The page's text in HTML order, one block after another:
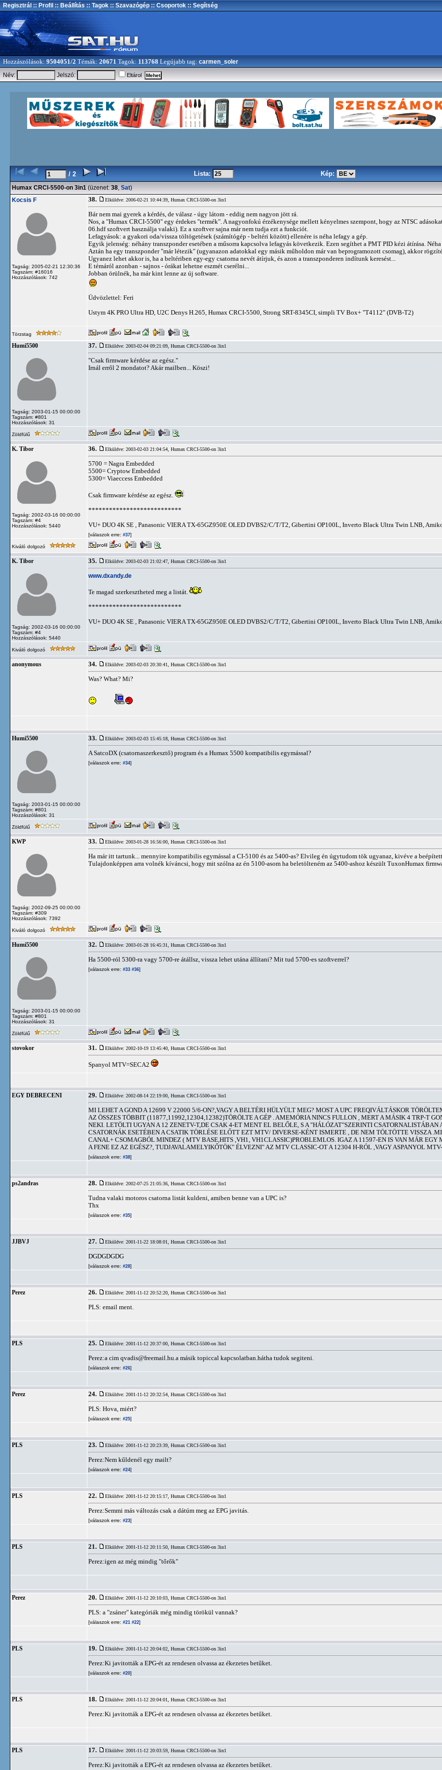
Regisztrál :: Profil :: Beállítás :: Tagok :: Szavazógép :: Csoportok :: Segítség
Hozzászólások: 9504051/2 Témák: 20671 Tagok: 113768 Legújabb tag: carmen_soler
Név: Jelszó: Eltárol
/ 2 Lista: Kép:
Humax CRCI-5500-on 3in1 (üzenet: 38, Sat)
Kocsis F
Tagság: 2005-02-21 12:30:36
Tagszám: #16016
Hozzászólások: 742
38. Elküldve: 2006-02-21 10:44:39, Humax CRCI-5500-on 3in1
Bár nem mai gyerek a kérdés, de válasz - úgy látom - eddig nem nagyon jött rá.
Nos, a "Humax CRCI-5500" egy érdekes "termék". A nagyonfokú érzékenysége mellett kényelmes szempont, hogy az NTSC
06.hdf szoftvert használja valaki). Ez a szoftver sajna már nem tudja ezt a funkciót.
Lefagyások: a gyakori oda/vissza töltögetések (számítógép - beltéri között) ellenére is néha lefagy a gép.
Egyik jelenség: néhány transzponder esetében a műsorra kapcsolva lefagyás következik. Ezen segíthet a PMT PID kézi átírása.
Aztán ha egy transzponder "már létezik" (ugyanazon adatokkal egy másik műholdon már van beprogramozott csomag), akkor
Ugyanez lehet akkor is, ha a beltériben egy-egy csatorna nevét átírjuk, és azon a transzponderen indítunk keresést...
E témáról azonban - sajnos - órákat lehetne eszmét cserélni...
Jobban örülnék, ha már kint lenne az új software.
Üdvözlettel: Feri
Ustym 4K PRO Ultra HD, U2C Denys H.265, Humax CRCI-5500, Strong SRT-8345CI, simpli TV Box+ "T4112" (DVB-T2)
Törzstag
Humi5500
Tagság: 2003-01-15 00:00:00
Tagszám: #801
Hozzászólások: 31
37. Elküldve: 2003-02-04 09:21:09, Humax CRCI-5500-on 3in1
"Csak firmware kérdése az egész."
Irnál erről 2 mondatot? Akár mailben... Köszi!
Zöldfülű
K. Tibor
Tagság: 2002-03-16 00:00:00
Tagszám: #4
Hozzászólások: 5440
36. Elküldve: 2003-02-03 21:04:54, Humax CRCI-5500-on 3in1
5700 = Nagra Embedded
5500= Cryptow Embedded
5300= Viaeccess Embedded
Csak firmware kérdése az egész.
***************************
VU+ DUO 4K SE , Panasonic VIERA TX-65GZ950E OLED DVBS2/C/T/T2, Gibertini OP100L, Inverto Black Ultra Twin LNB,
[válaszok erre: #37]
Kiváló dolgozó
K. Tibor
Tagság: 2002-03-16 00:00:00
Tagszám: #4
Hozzászólások: 5440
35. Elküldve: 2003-02-03 21:02:47, Humax CRCI-5500-on 3in1
www.dxandy.de
Te magad szerkesztheted meg a listát.
***************************
VU+ DUO 4K SE , Panasonic VIERA TX-65GZ950E OLED DVBS2/C/T/T2, Gibertini OP100L, Inverto Black Ultra Twin LNB,
Kiváló dolgozó
anonymous 34. Elküldve: 2003-02-03 20:30:41, Humax CRCI-5500-on 3in1
Was? What? Mi?
Humi5500
Tagság: 2003-01-15 00:00:00
Tagszám: #801
Hozzászólások: 31
33. Elküldve: 2003-02-03 15:45:18, Humax CRCI-5500-on 3in1
A SatcoDX (csatornaszerkesztő) program és a Humax 5500 kompatibilis egymással?
[válaszok erre: #34]
Zöldfülű
KWP
Tagság: 2002-09-25 00:00:00
Tagszám: #309
Hozzászólások: 7392
33. Elküldve: 2003-01-28 16:56:00, Humax CRCI-5500-on 3in1
Ha már itt tartunk... mennyire kompatibilis egymással a CI-5100 és az 5400-as? Elvileg én úgytudom tök ugyanaz, kivéve a
Tulajdonképpen arra volnék kíváncsi, hogy mit szólna az én 5100-asom ha beletölteném az 5400-ashoz készült TuxonHumax
Kiváló dolgozó
Humi5500
Tagság: 2003-01-15 00:00:00
Tagszám: #801
Hozzászólások: 31
32. Elküldve: 2003-01-28 16:45:31, Humax CRCI-5500-on 3in1
Ha 5500-ról 5300-ra vagy 5700-re átállsz, vissza lehet utána állítani? Mit tud 5700-es szoftverrel?
[válaszok erre: #33 #36]
Zöldfülű
stovokor 31. Elküldve: 2002-10-19 13:45:40, Humax CRCI-5500-on 3in1
Spanyol MTV=SECA2
EGY DEBRECENI 29. Elküldve: 2002-08-14 22:19:00, Humax CRCI-5500-on 3in1
MI LEHET A GOND A 12699 V 22000 5/6-ON?,VAGY A BELTÉRI HÜLYÜLT MEG? MOST A UPC FREQIVÁLTÁSKOR
AZ ÖSSZES TÖBBIT (11877,11992,12304,12382)TÖRÖLTE A GÉP . AMEMÓRIA NINCS FULLON , MERT A MÁSIK 4 TRP-T
NEKI. LETÖLTI UGYAN A 12 ZENETV-T,DE CSAK 4-ET MENT EL BELŐLE, S A "HÁLÓZAT"SZERINTI CSATORNALISTÁBAN
CSATORNÁK ESETÉBEN A CSATIK TÖRLÉSE ELŐTT EZT MTV/ DIVERSE-KÉNT ISMERTE , DE NEM TÖLTÖTTE VISSZA
CANAL+ CSOMAGBÓL MINDEZ ( MTV BASE,HITS ,VH1, VH1CLASSIC)PROBLEMLOS. IGAZ A 11597-EN IS VAN MÁR
A FENE EZ AZ EGÉSZ?, TUDJAVALAMELYIKŐTÖK" ÉLVEZNI" AZ MTV CLASSIC-OT A 12304 H-RÓL ,VAGY ASPANYOL
[válaszok erre: #38]
ps2andras 28. Elküldve: 2002-07-25 21:05:36, Humax CRCI-5500-on 3in1
Tudna valaki motoros csatorna listát kuldeni, amiben benne van a UPC is?
Thx
[válaszok erre: #35]
JJBVJ 27. Elküldve: 2001-11-22 18:08:01, Humax CRCI-5500-on 3in1
DGDGDGDG
[válaszok erre: #28]
Perez 26. Elküldve: 2001-11-12 20:52:20, Humax CRCI-5500-on 3in1
PLS: email ment.
PLS 25. Elküldve: 2001-11-12 20:37:00, Humax CRCI-5500-on 3in1
Perez:a cim qvadis@freemail.hu.a másik topiccal kapcsolatban.hátha tudok segiteni.
[válaszok erre: #26]
Perez 24. Elküldve: 2001-11-12 20:32:54, Humax CRCI-5500-on 3in1
PLS: Hova, miért?
[válaszok erre: #25]
PLS 23. Elküldve: 2001-11-12 20:23:39, Humax CRCI-5500-on 3in1
Perez:Nem kűldenél egy mailt?
[válaszok erre: #24]
PLS 22. Elküldve: 2001-11-12 20:15:17, Humax CRCI-5500-on 3in1
Perez:Semmi más változás csak a dátúm meg az EPG javitás.
[válaszok erre: #23]
PLS 21. Elküldve: 2001-11-12 20:11:50, Humax CRCI-5500-on 3in1
Perez:igen az még mindig "tőrők"
Perez 20. Elküldve: 2001-11-12 20:10:03, Humax CRCI-5500-on 3in1
PLS: a "zsáner" kategóriák még mindig törökül vannak?
[válaszok erre: #21 #22]
PLS 19. Elküldve: 2001-11-12 20:04:02, Humax CRCI-5500-on 3in1
Perez:Ki javitották a EPG-ét az rendesen olvassa az ékezetes betűket.
[válaszok erre: #20]
PLS 18. Elküldve: 2001-11-12 20:04:01, Humax CRCI-5500-on 3in1
Perez:Ki javitották a EPG-ét az rendesen olvassa az ékezetes betűket.
PLS 17. Elküldve: 2001-11-12 20:03:59, Humax CRCI-5500-on 3in1
Perez:Ki javitották a EPG-ét az rendesen olvassa az ékezetes betűket.